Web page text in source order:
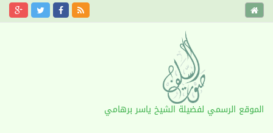
الموقع الرسمي لفضيلة الشيخ ياسر برهامي